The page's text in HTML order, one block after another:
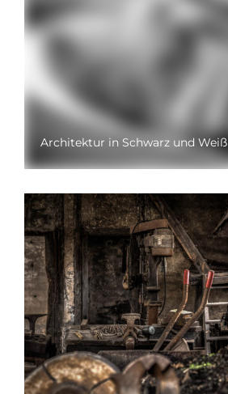
Architektur in Schwarz und Weiß